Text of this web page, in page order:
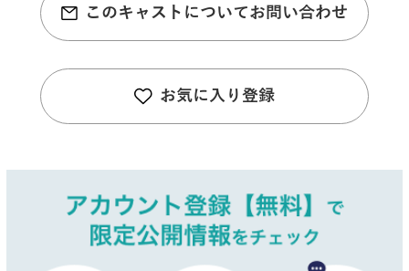
このキャストについてお問い合わせ
お気に入り登録